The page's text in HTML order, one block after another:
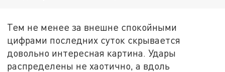
Тем не менее за внешне спокойными
цифрами последних суток скрывается
довольно интересная картина. Удары
распределены не хаотично, а вдоль